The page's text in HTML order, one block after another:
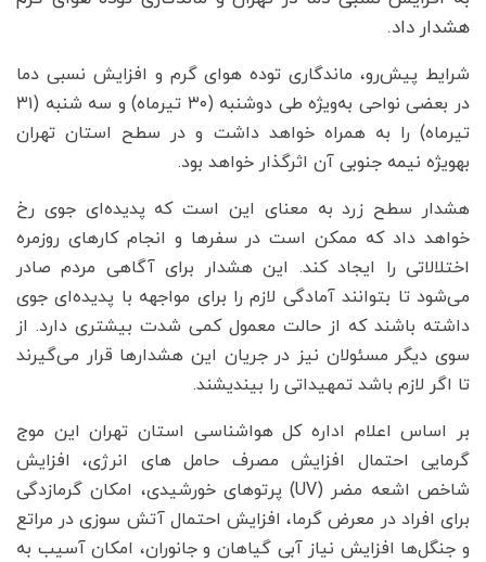
هشدار داد.
شرایط پیش‌رو، ماندگاری توده هوای گرم و افزایش نسبی دما
در بعضی نواحی به‌ویژه طی دوشنبه (۳۰ تیرماه) و سه شنبه (۳۱
تیرماه) را به همراه خواهد داشت و در سطح استان تهران
بهویژه نیمه جنوبی آن اثرگذار خواهد بود.
هشدار سطح زرد به معنای این است که پدیده‌ای جوی رخ
خواهد داد که ممکن است در سفرها و انجام کارهای روزمره
اختلالاتی را ایجاد کند. این هشدار برای آگاهی مردم صادر
می‌شود تا بتوانند آمادگی لازم را برای مواجهه با پدیده‌ای جوی
داشته باشند که از حالت معمول کمی شدت بیشتری دارد. از
سوی دیگر مسئولان نیز در جریان این هشدارها قرار می‌گیرند
تا اگر لازم باشد تمهیداتی را بیندیشند.
بر اساس اعلام اداره کل هواشناسی استان تهران این موج
گرمایی احتمال افزایش مصرف حامل های انرژی، افزایش
شاخص اشعه مضر (UV) پرتوهای خورشیدی، امکان گرمازدگی
برای افراد در معرض گرما، افزایش احتمال آتش سوزی در مراتع
و جنگل‌ها افزایش نیاز آبی گیاهان و جانوران، امکان آسیب به